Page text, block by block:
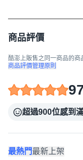
商品評價
酷澎上販售之同一商品的商
商品評價管理原則
超過900位感到
最熱門最新上架